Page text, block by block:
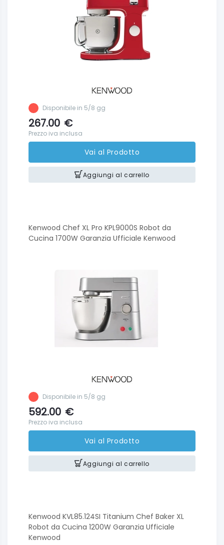
Disponibile in 5/8 gg
267.00 €
Prezzo iva inclusa
Vai al Prodotto
Aggiungi al carrello
Kenwood Chef XL Pro KPL9000S Robot da
Cucina 1700W Garanzia Ufficiale Kenwood
Disponibile in 5/8 gg
592.00 €
Prezzo iva inclusa
Vai al Prodotto
Aggiungi al carrello
Kenwood KVL85.124SI Titanium Chef Baker XL
Robot da Cucina 1200W Garanzia Ufficiale
Kenwood